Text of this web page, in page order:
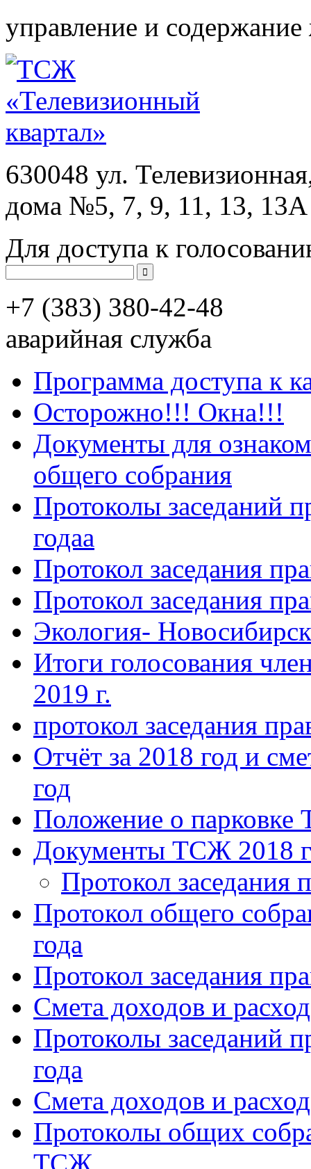
управление и
630048 ул.
дома №5, 7, 9, 11, 13, 13А
Для доступа к
+7 (383) 380-42-48
аварийная служба
Программа доступа к
Осторожно!!! Окна!!!
Документы для
общего собрания
Протоколы заседаний
годаа
Протокол заседания
Протокол заседания
Экология-
Итоги голосования
2019 г.
протокол заседания
Отчёт за 2018 год и
год
Положение о парковке
Документы ТСЖ 2018
Протокол заседания
Протокол общего
года
Протокол заседания
Смета доходов и
Протоколы заседаний
года
Смета доходов и
Протоколы общих